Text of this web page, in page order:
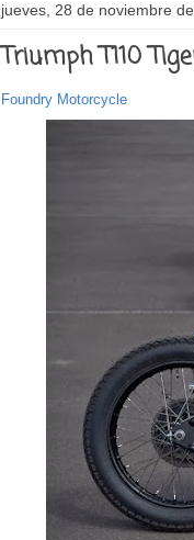
jueves, 28 de noviembre
Triumph T110
Foundry Motorcycle